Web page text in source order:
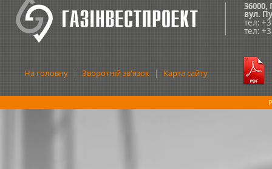
36000,
вул.
тел:
тел:
На головну | Зворотній зв'язок | Карта сайту